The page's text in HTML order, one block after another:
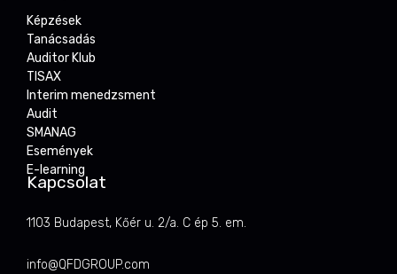
Képzések
Tanácsadás
Auditor Klub
TISAX
Interim menedzsment
Audit
SMANAG
Események
E-learning
Kapcsolat
1103 Budapest, Kőér u. 2/a. C ép 5. em.
info@QFDGROUP.com